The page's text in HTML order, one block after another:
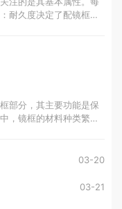
耐久度决定了配镜框的
部分，其主要功能是保
，镜框的材料种类繁
03-20
03-21